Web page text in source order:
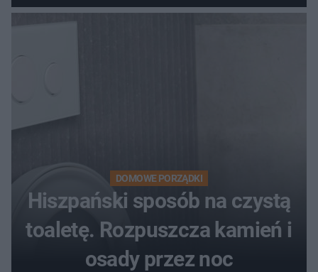
DOMOWE PORZĄDKI
Hiszpański sposób na czystą
toaletę. Rozpuszcza kamień i
osady przez noc